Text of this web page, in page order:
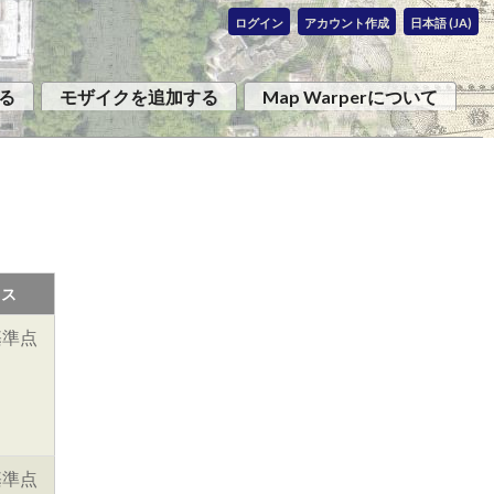
ログイン アカウント作成 日本語 (JA)
モザイクを追加する
Map Warperについて
点
点